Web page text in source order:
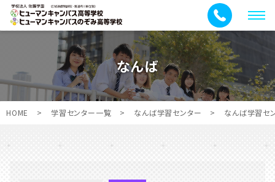
メ
ニ
ュ
ー
なんば
HOME > 学習センター一覧 > なんば学習センター > なんば学習セ